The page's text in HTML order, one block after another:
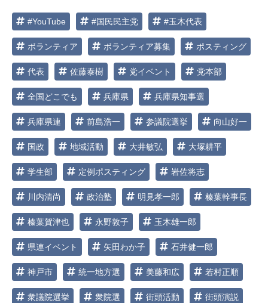
ン #YouTube #国民民主党 #玉木代表
ボランティア ボランティア募集 ポスティング
代表 佐藤泰樹 党イベント 党本部
全国どこでも 兵庫県 兵庫県知事選
兵庫県連 前島浩一 参議院選挙 向山好一
国政 地域活動 大井敏弘 大塚耕平
学生部 定例ポスティング 岩佐将志
川内清尚 政治塾 明見孝一郎 榛葉幹事長
榛葉賀津也 永野敦子 玉木雄一郎
県連イベント 矢田わか子 石井健一郎
神戸市 統一地方選 美藤和広 若村正順
衆議院選挙 衆院選 街頭活動 街頭演説